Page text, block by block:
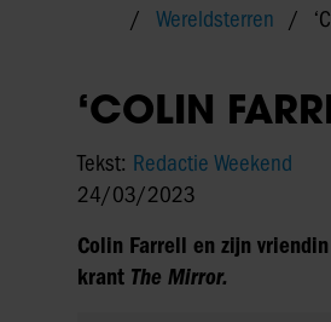
Wereldsterren
‘COLIN
Tekst: Redactie Weekend
24/03/2023
Colin Farrell en zijn
krant The Mirror.